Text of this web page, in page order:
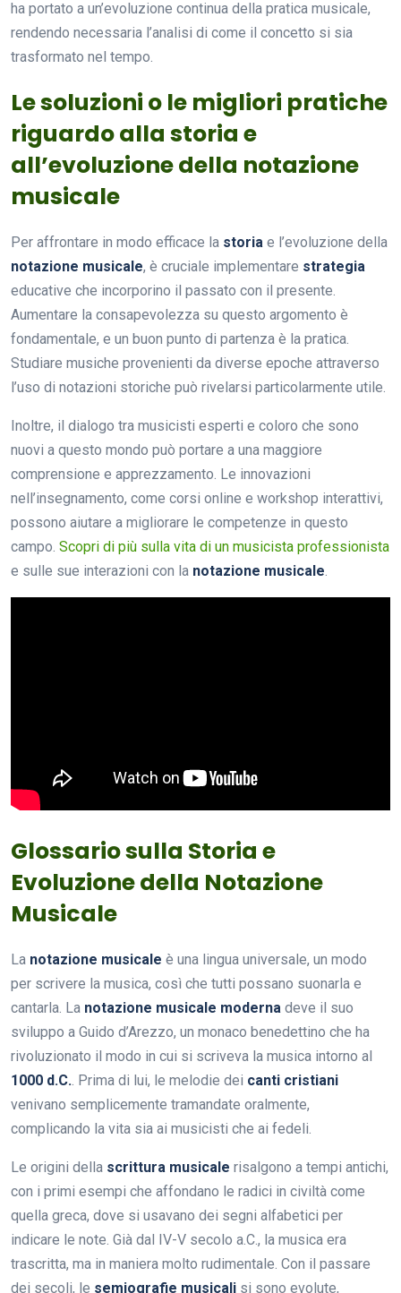
ha portato a un’evoluzione continua della pratica musicale,
rendendo necessaria l’analisi di come il concetto si sia
trasformato nel tempo.
Le soluzioni o le migliori pratiche
riguardo alla storia e
all’evoluzione della notazione
musicale
Per affrontare in modo efficace la storia e l’evoluzione della
notazione musicale, è cruciale implementare strategia
educative che incorporino il passato con il presente.
Aumentare la consapevolezza su questo argomento è
fondamentale, e un buon punto di partenza è la pratica.
Studiare musiche provenienti da diverse epoche attraverso
l’uso di notazioni storiche può rivelarsi particolarmente utile.
Inoltre, il dialogo tra musicisti esperti e coloro che sono
nuovi a questo mondo può portare a una maggiore
comprensione e apprezzamento. Le innovazioni
nell’insegnamento, come corsi online e workshop interattivi,
possono aiutare a migliorare le competenze in questo
campo. Scopri di più sulla vita di un musicista professionista
e sulle sue interazioni con la notazione musicale.
Glossario sulla Storia e
Evoluzione della Notazione
Musicale
La notazione musicale è una lingua universale, un modo
per scrivere la musica, così che tutti possano suonarla e
cantarla. La notazione musicale moderna deve il suo
sviluppo a Guido d’Arezzo, un monaco benedettino che ha
rivoluzionato il modo in cui si scriveva la musica intorno al
1000 d.C.. Prima di lui, le melodie dei canti cristiani
venivano semplicemente tramandate oralmente,
complicando la vita sia ai musicisti che ai fedeli.
Le origini della scrittura musicale risalgono a tempi antichi,
con i primi esempi che affondano le radici in civiltà come
quella greca, dove si usavano dei segni alfabetici per
indicare le note. Già dal IV-V secolo a.C., la musica era
trascritta, ma in maniera molto rudimentale. Con il passare
dei secoli, le semiografie musicali si sono evolute,